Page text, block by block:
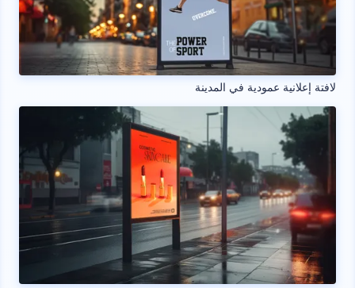
لافتة إعلانية عمودية في المدينة